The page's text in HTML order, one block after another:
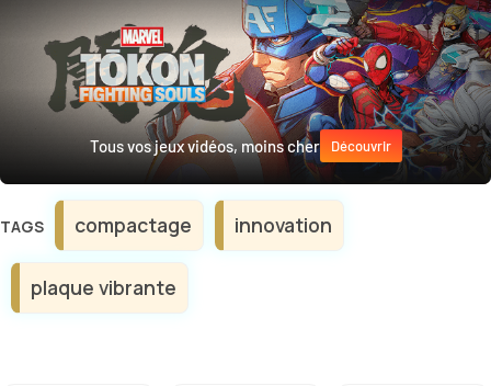
Tous vos jeux vidéos, moins cher Découvrir
Étiquettes
compactage innovation
plaque vibrante